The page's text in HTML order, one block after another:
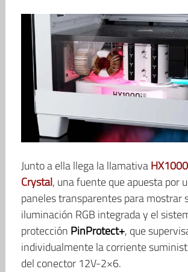
Junto a ella llega la llamativa
Crystal, una fuente que apuesta por
paneles transparentes para mostrar
iluminación RGB integrada y el
protección PinProtect+, que
individualmente la corriente
del conector 12V-2×6.